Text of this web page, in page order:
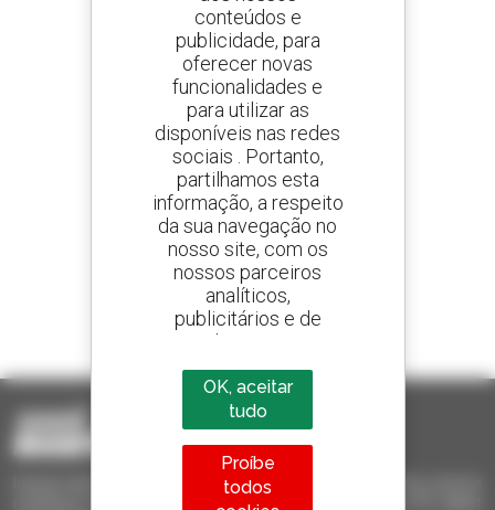
Crie os seus alertas
e receba anúncios de equipamentos usados
800 concessionários
A Manitou em todo o mundo
1 em cada 4 telescópicos
vendido no mundo é um manitou
Invia le richieste a più concessionari contemporaneamente, ricevi le
notifiche in base agli alert impostati. Tutto questo dal tuo PC, tablet
conteúdos e
publicidade, para
oferecer novas
funcionalidades e
para utilizar as
disponíveis nas redes
sociais . Portanto,
partilhamos esta
informação, a respeito
da sua navegação no
nosso site, com os
nossos parceiros
analíticos,
publicitários e de
redes sociais
OK, aceitar
tudo
Proíbe
todos